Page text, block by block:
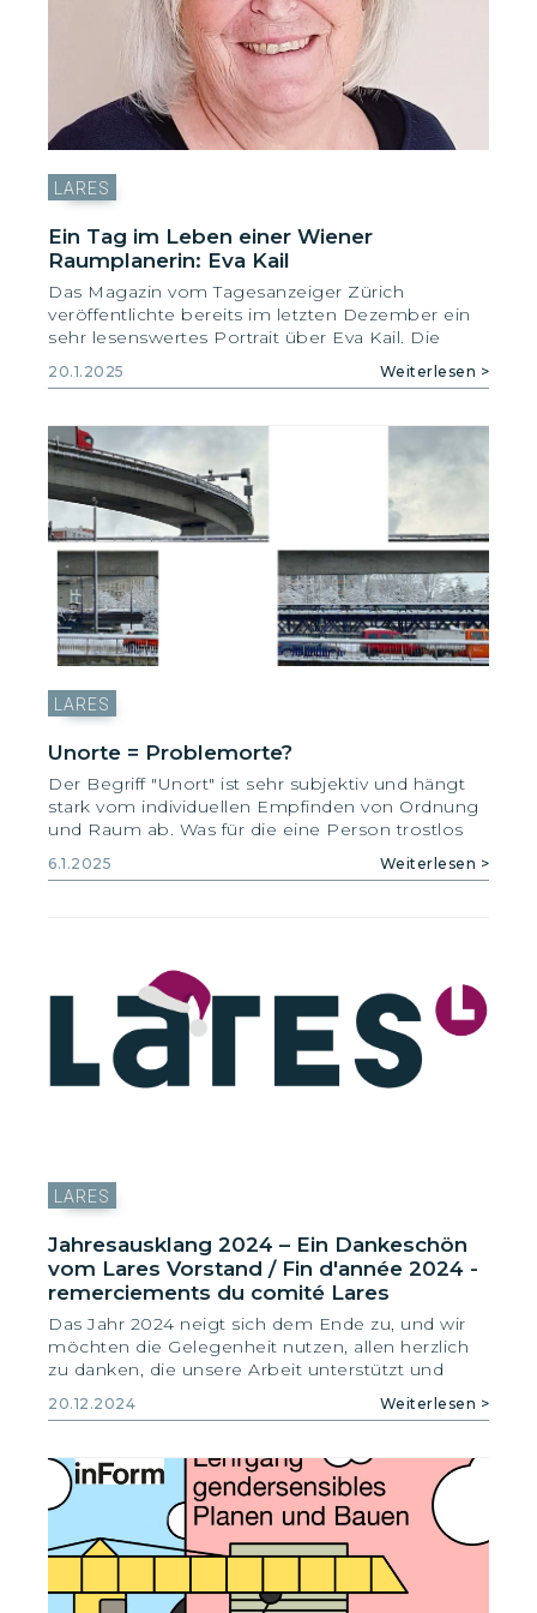
engagement pendant toutes ces années !
Raumentwicklung (ARE) zur Förderung der
Chancengleichheit.
Mit dem «GenderKompass Planung» liegt
erstmals in der Schweiz ein umfassender
Planungsleitfaden aus Genderperspektive in
deutscher, französischer und italienischer
Sprache vor.
LARES
Ein Tag im Leben einer Wiener
Raumplanerin: Eva Kail
Das Magazin vom Tagesanzeiger Zürich
veröffentlichte bereits im letzten Dezember ein
sehr lesenswertes Portrait über Eva Kail. Die
Wiener Pionierin hat massgeblich mitgestaltet,
die österreichische Hauptstadt für Frauen und
20.1.2025 Weiterlesen >
LARES
Unorte = Problemorte?
Der Begriff "Unort" ist sehr subjektiv und hängt
stark vom individuellen Empfinden von Ordnung
und Raum ab. Was für die eine Person trostlos
oder unangenehm wirkt, kann für eine andere
einen wichtigen Nutzen oder sogar eine
Oft ist solchen Orten gemeinsam, dass sie nicht
den Bedürfnissen aller Nutzenden entsprechen.
Aber ist das immer problematisch? Dieser Frage
gehen die Lares Fachpersonen Lia Zinngrebe,
Sevim Yildiz, Tim van Puyenbroeck und Tobias
6.1.2025 Weiterlesen >
LARES
Jahresausklang 2024 – Ein Dankeschön
vom Lares Vorstand / Fin d'année 2024 -
remerciements du comité Lares
Das Jahr 2024 neigt sich dem Ende zu, und wir
möchten die Gelegenheit nutzen, allen herzlich
zu danken, die unsere Arbeit unterstützt und
Expertise und unser Engagement für
für uns eine wichtige Motivation.
Gemeinsam konnten wir in diesem Jahr
bedeutende Themen voranbringen und darauf
aufmerksam machen, wie wichtig eine inklusive
Gestaltung unserer gebauten Umwelt ist. Wir
freuen uns auf weitere spannende Aufgaben,
20.12.2024 Weiterlesen >